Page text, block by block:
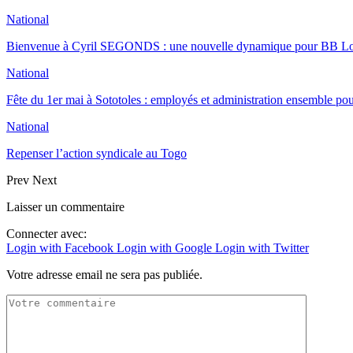
National
Bienvenue à Cyril SEGONDS : une nouvelle dynamique pour BB
National
Fête du 1er mai à Sototoles : employés et administration ensemble
National
Repenser l’action syndicale au Togo
Prev Next
Laisser un commentaire
Connecter avec:
Login with Facebook Login with Google Login with Twitter
Votre adresse email ne sera pas publiée.